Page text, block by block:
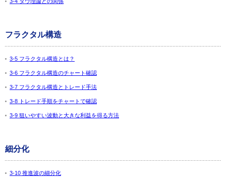
フラクタル構造
3-5 フラクタル構造とは？
3-6 フラクタル構造のチャート確認
3-7 フラクタル構造とトレード手法
3-8 トレード手順をチャートで確認
3-9 狙いやすい波動と大きな利益を得る方法
細分化
3-10 推進波の細分化